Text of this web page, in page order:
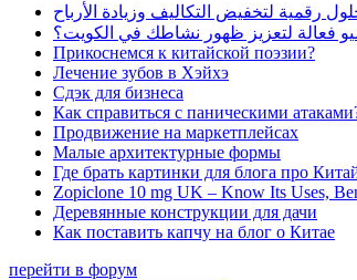
رقمية لتخفيض التكاليف وزيادة الأرباح
فعالة لتعزيز ظهور نشاطك في الكويت؟
Прикоснемся к китайской поэзии?
Лечение зубов в Хэйхэ
Сдэк для бизнеса
Как справиться с паническими
Продвижение на маркетплейсах
Малые архитектурные формы
Где брать картинки для блога про
Zopiclone 10 mg UK – Know Its Uses,
Деревянные конструкции для дачи
Как поставить капчу на блог о Китае
перейти в форум